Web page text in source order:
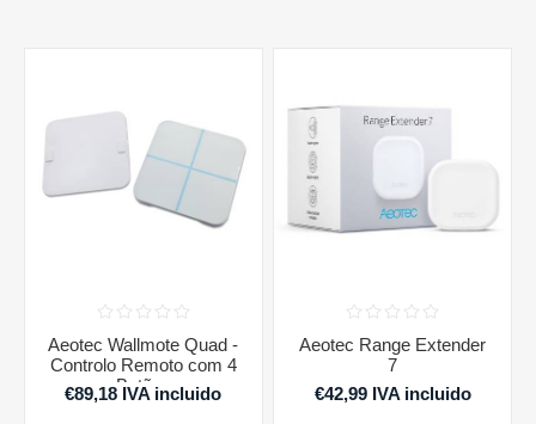
Aeotec Wallmote Quad -
Controlo Remoto com 4
Botões
€89,18 IVA incluido
Aeotec Range Extender
7
€42,99 IVA incluido